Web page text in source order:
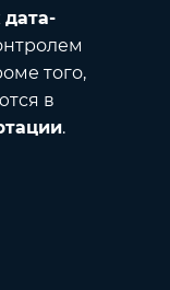
того,
в
.